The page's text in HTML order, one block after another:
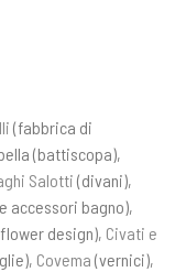
(fabbrica di
(battiscopa),
Salotti (divani),
accessori bagno),
design), Civati e
Covema (vernici),